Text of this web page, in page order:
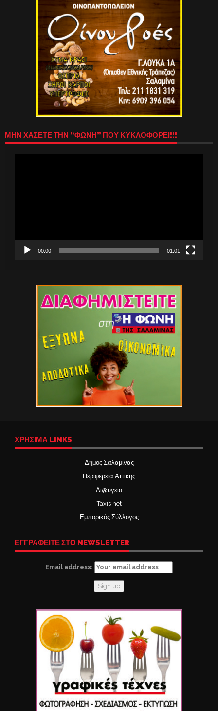
ΜΗΝ ΧΑΣΕΤΕ ΤΗΝ “ΦΩΝΗ” ΠΟΥ ΚΥΚΛΟΦΟΡΕΙ!!!
00:00 01:01
ΧΡΉΣΙΜΑ LINKS
Δήμος Σαλαμίνας
Περιφέρεια Αττικής
Δι@υγεια
Taxis net
Εμπορικός Σύλλογος
ΕΓΓΡΑΦΕΙΤΕ ΣΤΟ NEWSLETTER
Email address: